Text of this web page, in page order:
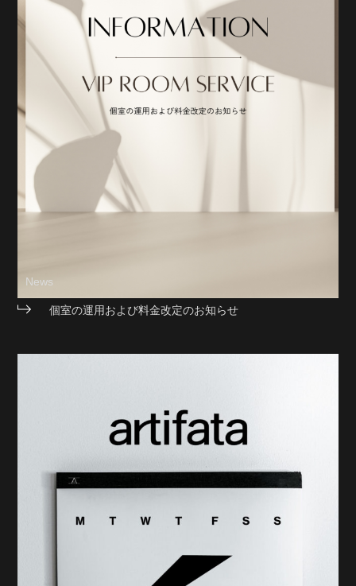
News
個室の運用および料金改定のお知らせ